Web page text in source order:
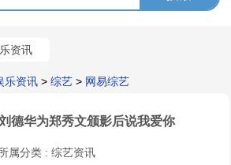
资讯
乐资讯 > 综艺 > 网易综艺
德华为郑秀文颁影后说我爱你
属分类 :综艺资讯